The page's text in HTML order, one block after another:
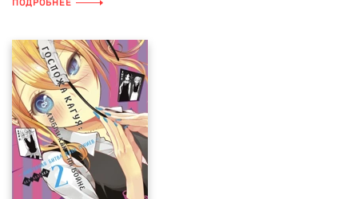
ПОДРОБНЕЕ